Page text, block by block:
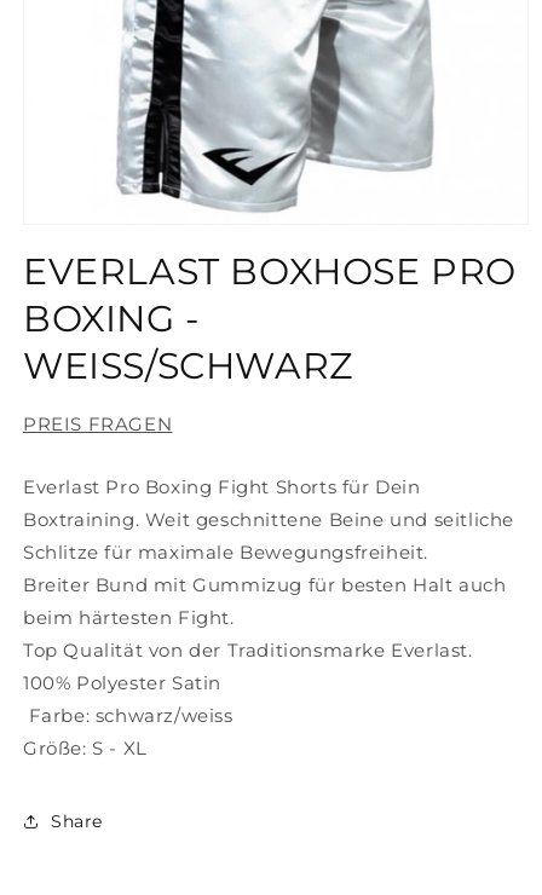
in
Modal
öffnen
EVERLAST BOXHOSE PRO
BOXING -
WEISS/SCHWARZ
PREIS FRAGEN
Everlast Pro Boxing Fight Shorts für Dein
Boxtraining. Weit geschnittene Beine und seitliche
Schlitze für maximale Bewegungsfreiheit.
Breiter Bund mit Gummizug für besten Halt auch
beim härtesten Fight.
Top Qualität von der Traditionsmarke Everlast.
100% Polyester Satin
Farbe: schwarz/weiss
Größe: S - XL
Share